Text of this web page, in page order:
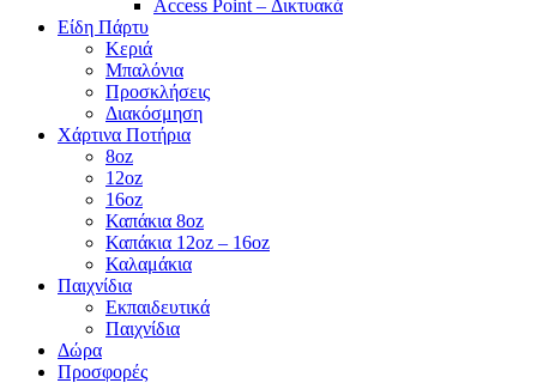
Access Point – Δικτυακά
Είδη Πάρτυ
Κεριά
Μπαλόνια
Προσκλήσεις
Διακόσμηση
Χάρτινα Ποτήρια
8oz
12oz
16oz
Καπάκια 8oz
Καπάκια 12oz – 16oz
Καλαμάκια
Παιχνίδια
Εκπαιδευτικά
Παιχνίδια
Δώρα
Προσφορές